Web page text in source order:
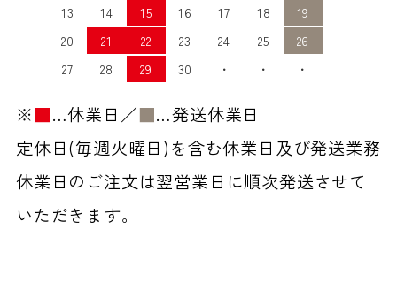
13
14 15 16 17 18
19
20
21 22 23 24 25
26
27
28 29 30 ・ ・ ・
※■…休業日／■…発送休業日
定休日(毎週火曜日)を含む休業日及び発送業務
休業日のご注文は翌営業日に順次発送させて
いただきます。